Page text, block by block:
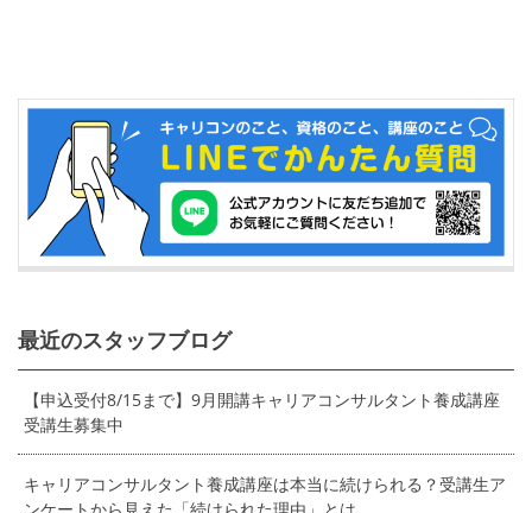
最近のスタッフブログ
【申込受付8/15まで】9月開講キャリアコンサルタント養成講座
受講生募集中
キャリアコンサルタント養成講座は本当に続けられる？受講生ア
ンケートから見えた「続けられた理由」とは